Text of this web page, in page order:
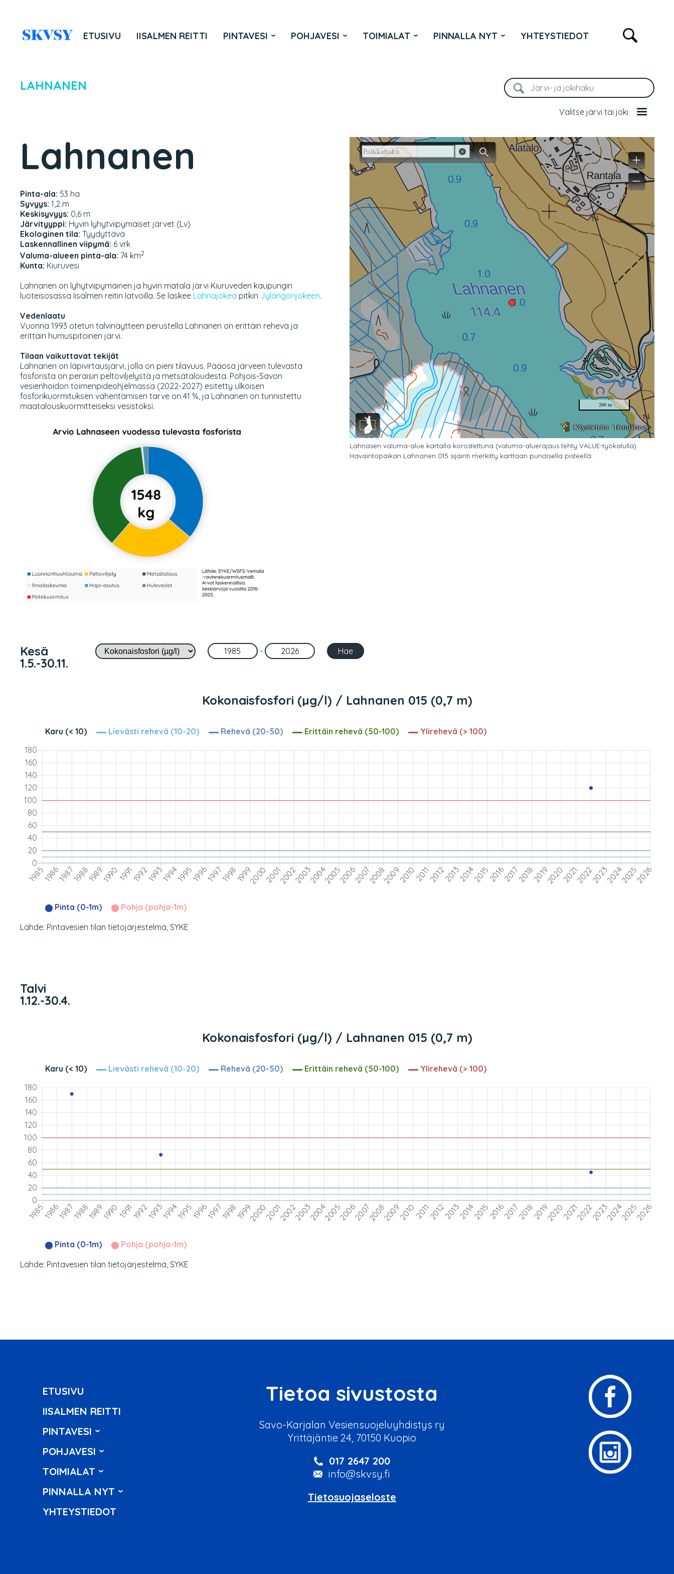
ETUSIVU IISALMEN REITTI PINTAVESI POHJAVESI TOIMIALAT PINNALLA NYT YHTEYSTIEDOT
LAHNANEN
Valitse järvi tai joki
Lahnanen
Pinta-ala: 53 ha
Syvyys: 1,2 m
Keskisyvyys: 0,6 m
Järvityyppi: Hyvin lyhytviipymäiset järvet (Lv)
Ekologinen tila: Tyydyttävä
Laskennallinen viipymä: 6 vrk
Valuma-alueen pinta-ala: 74 km2
Kunta: Kiuruvesi
Lahnanen on lyhytviipymäinen ja hyvin matala järvi Kiuruveden kaupungin
luoteisosassa Iisalmen reitin latvoilla. Se laskee Lahnajokea pitkin Jylängönjokeen.
Vedenlaatu
Vuonna 1993 otetun talvinäytteen perustella Lahnanen on erittäin rehevä ja
erittäin humuspitoinen järvi.
Tilaan vaikuttavat tekijät
Lahnanen on läpivirtausjärvi, jolla on pieni tilavuus. Pääosa järveen tulevasta
fosforista on peräisin peltoviljelystä ja metsätaloudesta. Pohjois-Savon
vesienhoidon toimenpideohjelmassa (2022-2027) esitetty ulkoisen
fosforikuormituksen vähentämisen tarve on 41 %, ja Lahnanen on tunnistettu
maatalouskuormitteiseksi vesistöksi.
Lahnasen valuma-alue kartalla korostettuna (valuma-aluerajaus tehty VALUE-työkalulla).
Havaintopaikan Lahnanen 015 sijainti merkitty karttaan punaisella pisteellä.
Kesä
1.5.-30.11.
-
Kokonaisfosfori (µg/l) / Lahnanen 015 (0,7 m)
Karu (< 10) Lievästi rehevä (10-20) Rehevä (20-50) Erittäin rehevä (50-100) Ylirehevä (> 100)
Pinta (0-1m)
Pohja (pohja-1m)
Lähde: Pintavesien tilan tietojärjestelmä, SYKE
Talvi
1.12.-30.4.
Kokonaisfosfori (µg/l) / Lahnanen 015 (0,7 m)
Karu (< 10) Lievästi rehevä (10-20) Rehevä (20-50) Erittäin rehevä (50-100) Ylirehevä (> 100)
Pinta (0-1m)
Pohja (pohja-1m)
Lähde: Pintavesien tilan tietojärjestelmä, SYKE
ETUSIVU
IISALMEN REITTI
PINTAVESI
POHJAVESI
TOIMIALAT
PINNALLA NYT
YHTEYSTIEDOT
Tietoa sivustosta
Savo-Karjalan Vesiensuojeluyhdistys ry
Yrittäjäntie 24, 70150 Kuopio
017 2647 200
info@skvsy.fi
Tietosuojaseloste